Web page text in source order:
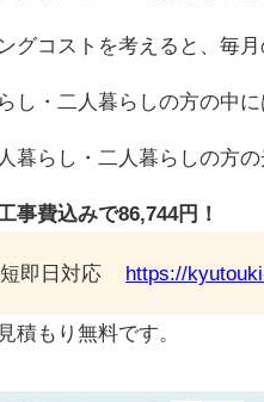
グコストを考えると、毎
し・二人暮らしの方の中
暮らし・二人暮らしの方
事費込みで86,744円！
即日対応 https://
積もり無料です。